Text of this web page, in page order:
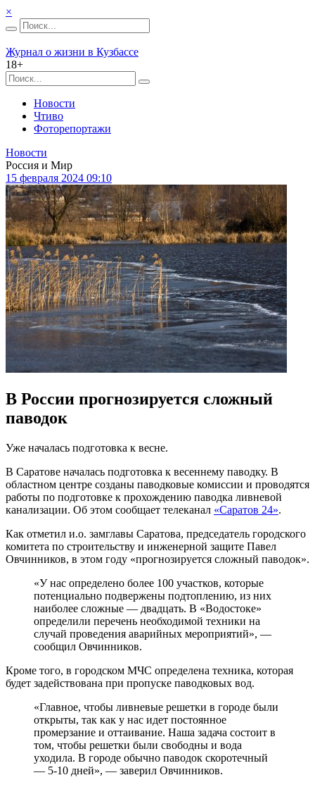
×
Журнал о жизни в Кузбассе
18+
Новости
Чтиво
Фоторепортажи
Новости
Россия и Мир
15 февраля 2024 09:10
В России прогнозируется сложный
паводок
Уже началась подготовка к весне.
В Саратове началась подготовка к весеннему паводку. В
областном центре созданы паводковые комиссии и проводятся
работы по подготовке к прохождению паводка ливневой
канализации. Об этом сообщает телеканал «Саратов 24».
Как отметил и.о. замглавы Саратова, председатель городского
комитета по строительству и инженерной защите Павел
Овчинников, в этом году «прогнозируется сложный паводок».
«У нас определено более 100 участков, которые
потенциально подвержены подтоплению, из них
наиболее сложные — двадцать. В «Водостоке»
определили перечень необходимой техники на
случай проведения аварийных мероприятий», —
сообщил Овчинников.
Кроме того, в городском МЧС определена техника, которая
будет задействована при пропуске паводковых вод.
«Главное, чтобы ливневые решетки в городе были
открыты, так как у нас идет постоянное
промерзание и оттаивание. Наша задача состоит в
том, чтобы решетки были свободны и вода
уходила. В городе обычно паводок скоротечный
— 5-10 дней», — заверил Овчинников.